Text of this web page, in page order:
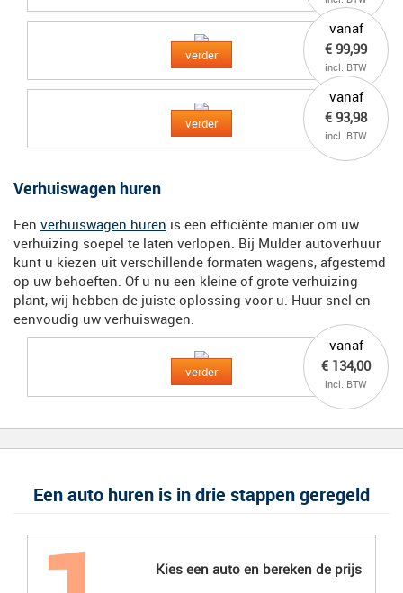
vanaf
€ 99,99
incl. BTW
verder
vanaf
€ 93,98
incl. BTW
verder
Verhuiswagen huren
Een verhuiswagen huren is een efficiënte manier om uw
verhuizing soepel te laten verlopen. Bij Mulder autoverhuur
kunt u kiezen uit verschillende formaten wagens, afgestemd
op uw behoeften. Of u nu een kleine of grote verhuizing
plant, wij hebben de juiste oplossing voor u. Huur snel en
eenvoudig uw verhuiswagen.
vanaf
€ 134,00
incl. BTW
verder
Een auto huren is in drie stappen geregeld
Kies een auto en bereken de prijs